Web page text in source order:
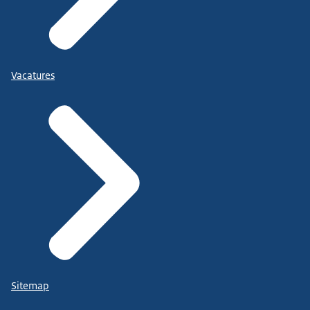
Vacatures
Sitemap